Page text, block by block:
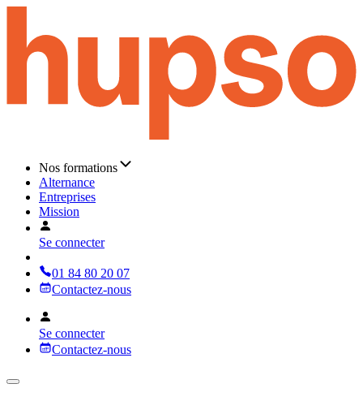
Nos formations
Alternance
Entreprises
Mission
Se connecter
01 84 80 20 07
Contactez-nous
Se connecter
Contactez-nous